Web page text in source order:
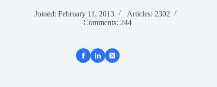
Joined: February 11, 2013
Articles: 2302
Comments: 244